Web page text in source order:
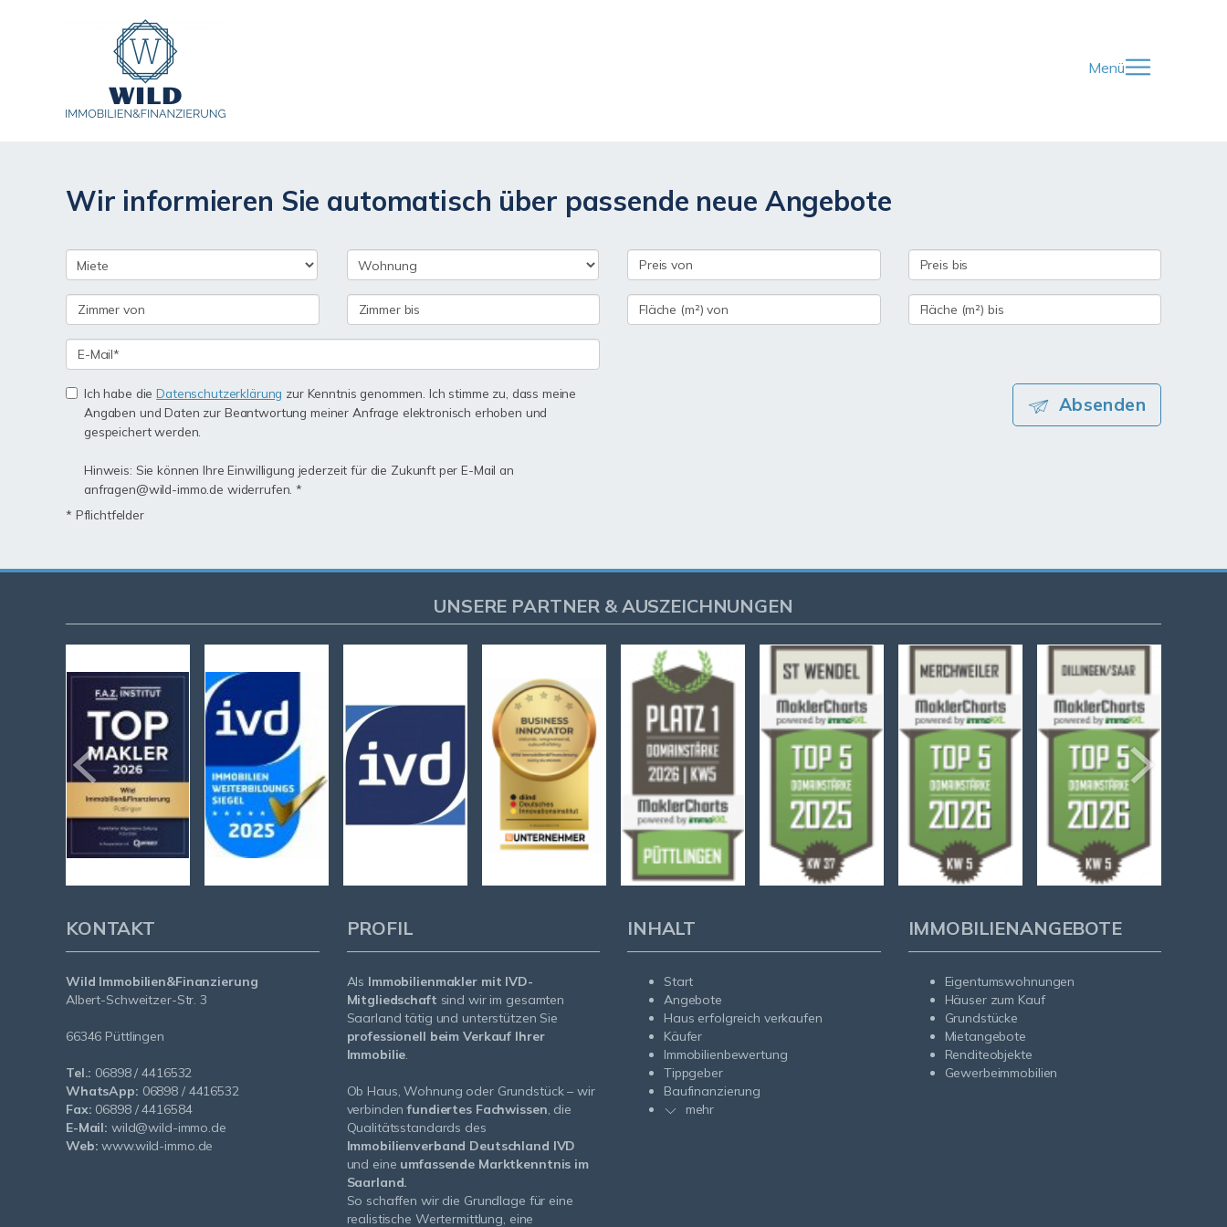
Menü
Wir informieren Sie automatisch über passende neue Angebote
Ich habe dieDatenschutzerklärung zur Kenntnis genommen. Ich stimme zu, dass meine
Angaben und Daten zur Beantwortung meiner Anfrage elektronisch erhoben und
gespeichert werden.
Hinweis: Sie können Ihre Einwilligung jederzeit für die Zukunft per E-Mail an
anfragen@wild-immo.de widerrufen. *
* Pflichtfelder
Absenden
UNSERE PARTNER & AUSZEICHNUNGEN
KONTAKT
Wild Immobilien&Finanzierung
Albert-Schweitzer-Str. 3
66346 Püttlingen
Tel.: 06898 / 4416532
WhatsApp: 06898 / 4416532
Fax: 06898 / 4416584
E-Mail: wild@wild-immo.de
Web: www.wild-immo.de
PROFIL
Als Immobilienmakler mit IVD-
Mitgliedschaft sind wir im gesamten
Saarland tätig und unterstützen Sie
professionell beim Verkauf Ihrer
Immobilie.
Ob Haus, Wohnung oder Grundstück – wir
verbinden fundiertes Fachwissen, die
Qualitätsstandards des
Immobilienverband Deutschland IVD
und eine umfassende Marktkenntnis im
Saarland.
So schaffen wir die Grundlage für eine
realistische Wertermittlung, eine
INHALT
Start
Angebote
Haus erfolgreich verkaufen
Käufer
Immobilienbewertung
Tippgeber
Baufinanzierung
mehr
IMMOBILIENANGEBOTE
Eigentumswohnungen
Häuser zum Kauf
Grundstücke
Mietangebote
Renditeobjekte
Gewerbeimmobilien